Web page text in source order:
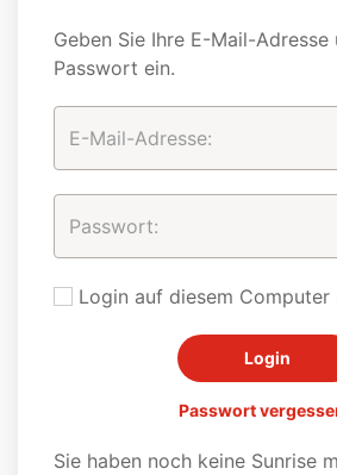
Geben Sie Ihre E-Mail-Adresse
Passwort ein.
Login auf diesem Computer
Passwort
Sie haben noch keine Sunrise